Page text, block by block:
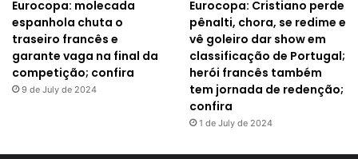
Eurocopa: molecada
espanhola chuta o
traseiro francês e
garante vaga na final da
competição; confira
9 de July de 2024
Eurocopa: Cristiano perde
pênalti, chora, se redime e
vê goleiro dar show em
classificação de Portugal;
herói francês também
tem jornada de redenção;
confira
1 de July de 2024